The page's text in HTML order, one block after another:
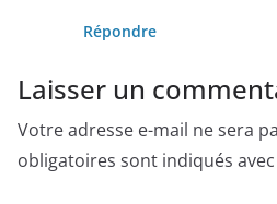
Répondre
Laisser un
Votre adresse e-mail ne sera
obligatoires sont indiqués avec